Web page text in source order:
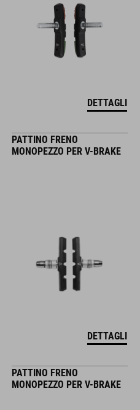
DETTAGLI
PATTINO FRENO
MONOPEZZO PER V-BRAKE
DETTAGLI
PATTINO FRENO
MONOPEZZO PER V-BRAKE